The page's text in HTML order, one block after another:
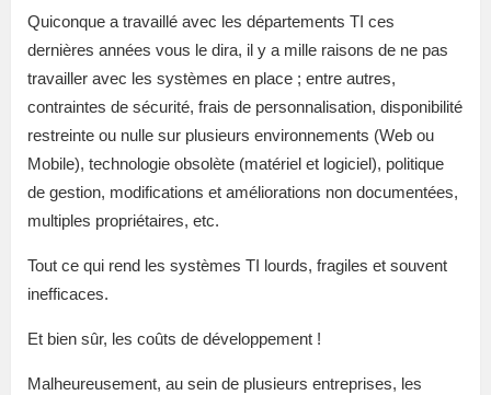
Quiconque a travaillé avec les départements TI ces
dernières années vous le dira, il y a mille raisons de ne pas
travailler avec les systèmes en place ; entre autres,
contraintes de sécurité, frais de personnalisation, disponibilité
restreinte ou nulle sur plusieurs environnements (Web ou
Mobile), technologie obsolète (matériel et logiciel), politique
de gestion, modifications et améliorations non documentées,
multiples propriétaires, etc.
Tout ce qui rend les systèmes TI lourds, fragiles et souvent
inefficaces.
Et bien sûr, les coûts de développement !
Malheureusement, au sein de plusieurs entreprises, les